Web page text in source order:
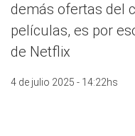
demás ofertas del
películas, es por
de Netflix
4 de julio 2025 - 14:22hs